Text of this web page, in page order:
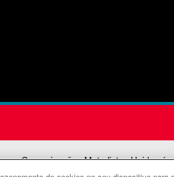
Comunicações Metodistas Unidas é